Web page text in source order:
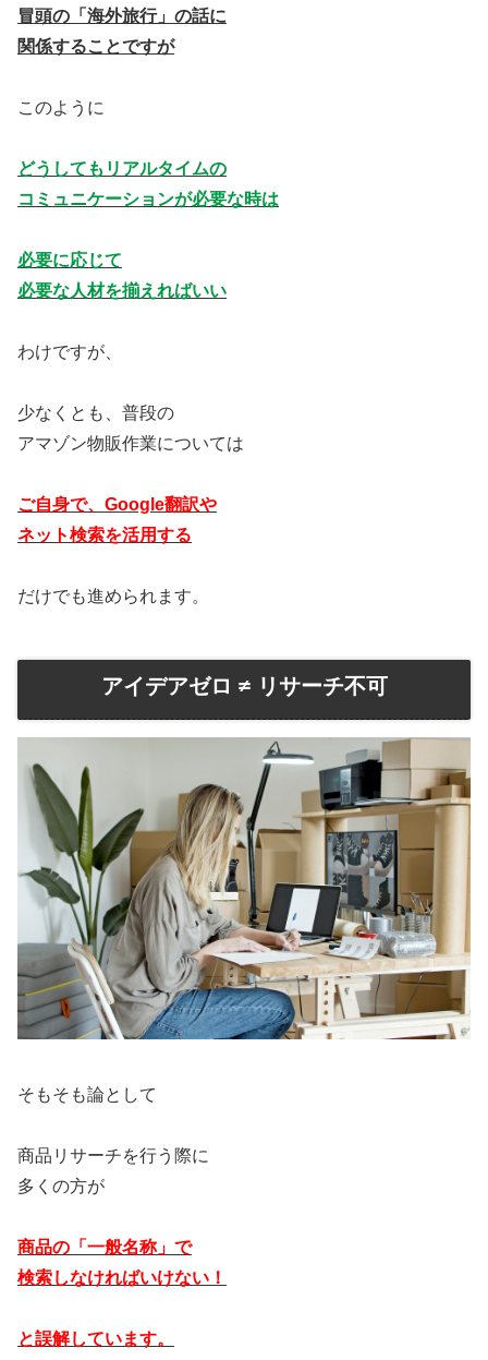
冒頭の「海外旅行」の話に
関係することですが
このように
どうしてもリアルタイムの
コミュニケーションが必要な時は
必要に応じて
必要な人材を揃えればいい
わけですが、
少なくとも、普段の
アマゾン物販作業については
ご自身で、Google翻訳や
ネット検索を活用する
だけでも進められます。
アイデアゼロ ≠ リサーチ不可
そもそも論として
商品リサーチを行う際に
多くの方が
商品の「一般名称」で
検索しなければいけない！
と誤解しています。